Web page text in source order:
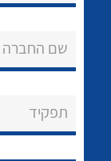
שם החברה
תפקיד